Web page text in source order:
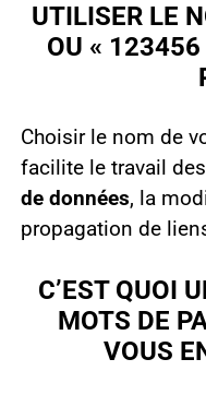
UTILISER LE
OU « 123456
Choisir le nom de
facilite le travail
de données, la
propagation de
C’EST QUOI
MOTS DE
VOUS